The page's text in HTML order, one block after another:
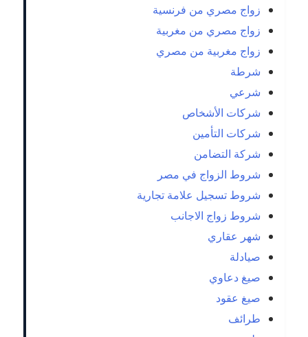
زواج مصري من فرنسية
زواج مصري من مغربية
زواج مغربية من مصري
شرطة
شرعي
شركات الأشخاص
شركات التأمين
شركة التضامن
شروط الزواج في مصر
شروط تسجيل علامة تجارية
شروط زواج الاجانب
شهر عقاري
صيادلة
صيغ دعاوي
صيغ عقود
طرائف